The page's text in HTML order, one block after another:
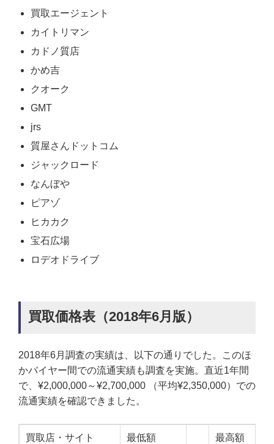
買取エージェント
カイトリマン
カドノ質店
かめ吉
クオーク
GMT
jrs
質屋さんドットコム
ジャックロード
なんぼや
ピアゾ
ヒカカク
宝石広場
ロデオドライブ
買取価格表（2018年6月版）
2018年6月調査の実績は、以下の通りでした。このほ
かバイヤー間での流通実績も調査を実施。直近1年間
で、¥2,000,000～¥2,700,000 （平均¥2,350,000）での
流通実績を確認できました。
買取店・サイト 最低額 最高額